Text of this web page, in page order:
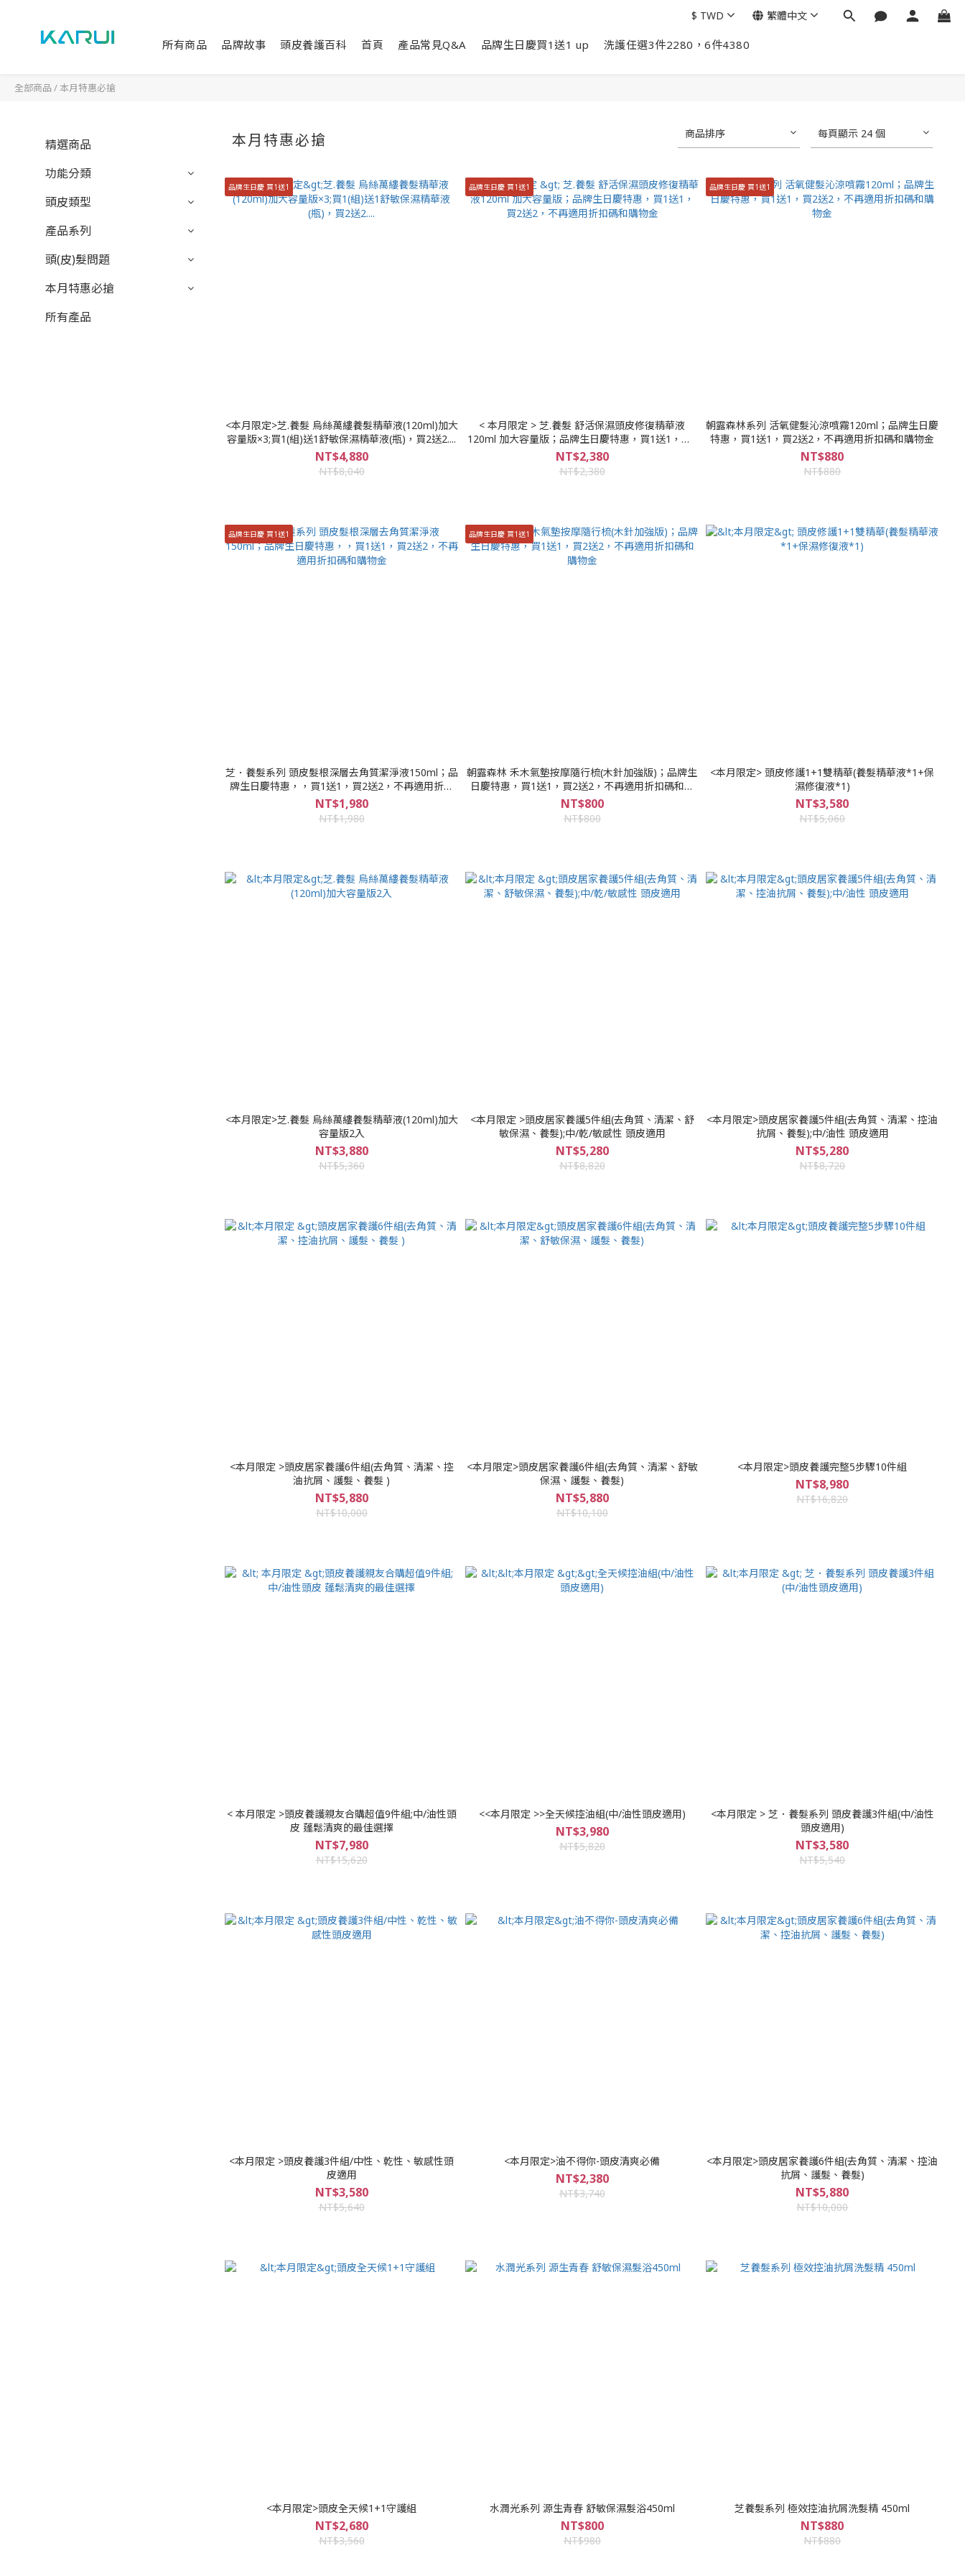
所有商品 品牌故事 頭皮養護百科 首頁 產品常見Q&A 品牌生日慶買1送1 up 洗護任選3件2280，6件4380
$ TWD 繁體中文
全部商品 / 本月特惠必搶
精選商品
功能分類
頭皮類型
產品系列
頭(皮)髮問題
本月特惠必搶
所有產品
本月特惠必搶 商品排序 每頁顯示 24 個
品牌生日慶 買1送1
<本月限定>芝.養髮 烏絲萬縷養髮精華液(120ml)加大
容量版×3;買1(組)送1舒敏保濕精華液(瓶)，買2送2....
NT$4,880
NT$8,040
品牌生日慶 買1送1
< 本月限定 > 芝.養髮 舒活保濕頭皮修復精華液
120ml 加大容量版；品牌生日慶特惠，買1送1，買2
送2，不再適用折扣碼和購物金
NT$2,380
NT$2,380
品牌生日慶 買1送1
朝露森林系列 活氧健髮沁涼噴霧120ml；品牌生日慶
特惠，買1送1，買2送2，不再適用折扣碼和購物金
NT$880
NT$880
品牌生日慶 買1送1
芝．養髮系列 頭皮髮根深層去角質潔淨液150ml；品
牌生日慶特惠，，買1送1，買2送2，不再適用折扣
碼和購物金
NT$1,980
NT$1,980
品牌生日慶 買1送1
朝露森林 禾木氣墊按摩隨行梳(木針加強版)；品牌生
日慶特惠，買1送1，買2送2，不再適用折扣碼和購
物金
NT$800
NT$800
<本月限定> 頭皮修護1+1雙精華(養髮精華液*1+保
濕修復液*1)
NT$3,580
NT$5,060
<本月限定>芝.養髮 烏絲萬縷養髮精華液(120ml)加大
容量版2入
NT$3,880
NT$5,360
<本月限定 >頭皮居家養護5件組(去角質、清潔、舒
敏保濕、養髮);中/乾/敏感性 頭皮適用
NT$5,280
NT$8,820
<本月限定>頭皮居家養護5件組(去角質、清潔、控油
抗屑、養髮);中/油性 頭皮適用
NT$5,280
NT$8,720
<本月限定 >頭皮居家養護6件組(去角質、清潔、控
油抗屑、護髮、養髮 )
NT$5,880
NT$10,000
<本月限定>頭皮居家養護6件組(去角質、清潔、舒敏
保濕、護髮、養髮)
NT$5,880
NT$10,100
<本月限定>頭皮養護完整5步驟10件組
NT$8,980
NT$16,820
< 本月限定 >頭皮養護親友合購超值9件組;中/油性頭
皮 蓬鬆清爽的最佳選擇
NT$7,980
NT$15,620
<<本月限定 >>全天候控油組(中/油性頭皮適用)
NT$3,980
NT$5,820
<本月限定 > 芝．養髮系列 頭皮養護3件組(中/油性
頭皮適用)
NT$3,580
NT$5,540
<本月限定 >頭皮養護3件組/中性、乾性、敏感性頭
皮適用
NT$3,580
NT$5,640
<本月限定>油不得你-頭皮清爽必備
NT$2,380
NT$3,740
<本月限定>頭皮居家養護6件組(去角質、清潔、控油
抗屑、護髮、養髮)
NT$5,880
NT$10,000
<本月限定>頭皮全天候1+1守護組
NT$2,680
NT$3,560
水潤光系列 源生青春 舒敏保濕髮浴450ml
NT$800
NT$980
芝養髮系列 極效控油抗屑洗髮精 450ml
NT$880
NT$880